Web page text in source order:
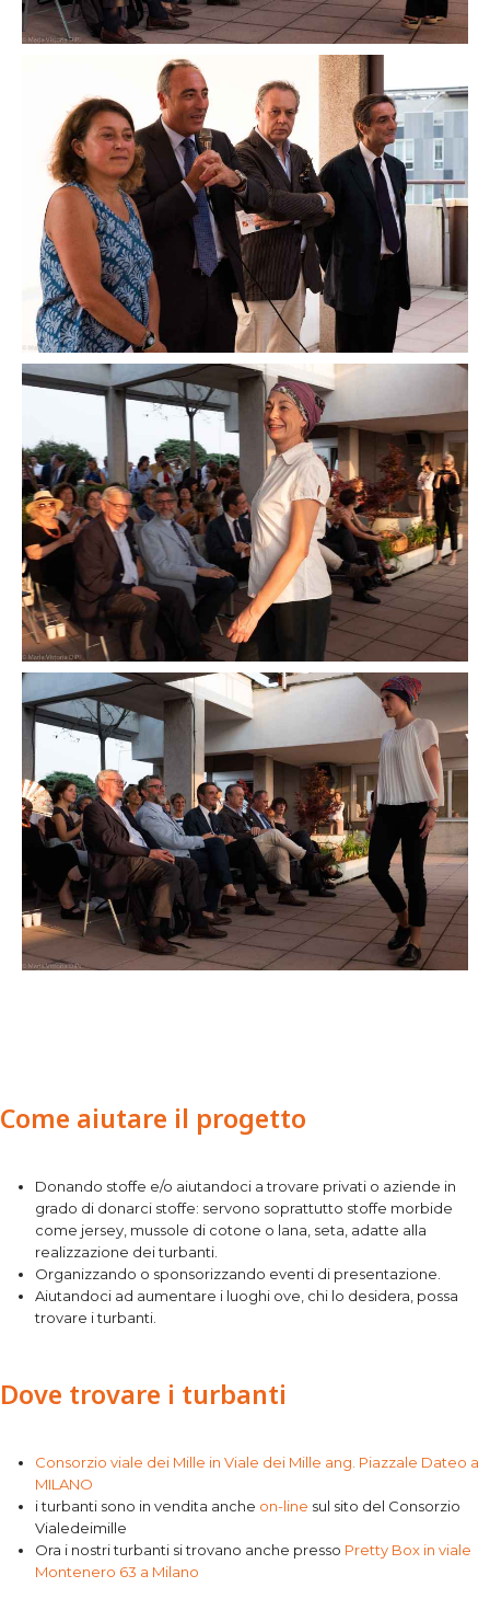
Come aiutare il progetto
Donando stoffe e/o aiutandoci a trovare privati o aziende in
grado di donarci stoffe: servono soprattutto stoffe morbide
come jersey, mussole di cotone o lana, seta, adatte alla
realizzazione dei turbanti.
Organizzando o sponsorizzando eventi di presentazione.
Aiutandoci ad aumentare i luoghi ove, chi lo desidera, possa
trovare i turbanti.
Dove trovare i turbanti
Consorzio viale dei Mille in Viale dei Mille ang. Piazzale Dateo a
MILANO
i turbanti sono in vendita anche on-line sul sito del Consorzio
Vialedeimille
Ora i nostri turbanti si trovano anche presso Pretty Box in viale
Montenero 63 a Milano